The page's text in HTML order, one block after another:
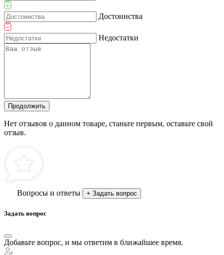
Достоинства
Недостатки
Продолжить
Нет отзывов о данном товаре, станьте первым, оставьте свой
отзыв.
Вопросы и ответы + Задать вопрос
Задать вопрос
Добавьте вопрос, и мы ответим в ближайшее время.